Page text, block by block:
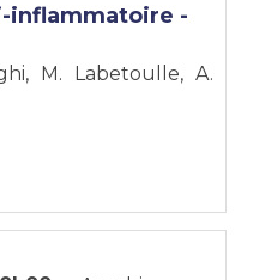
inflammatoire -
M. Labetoulle, A.